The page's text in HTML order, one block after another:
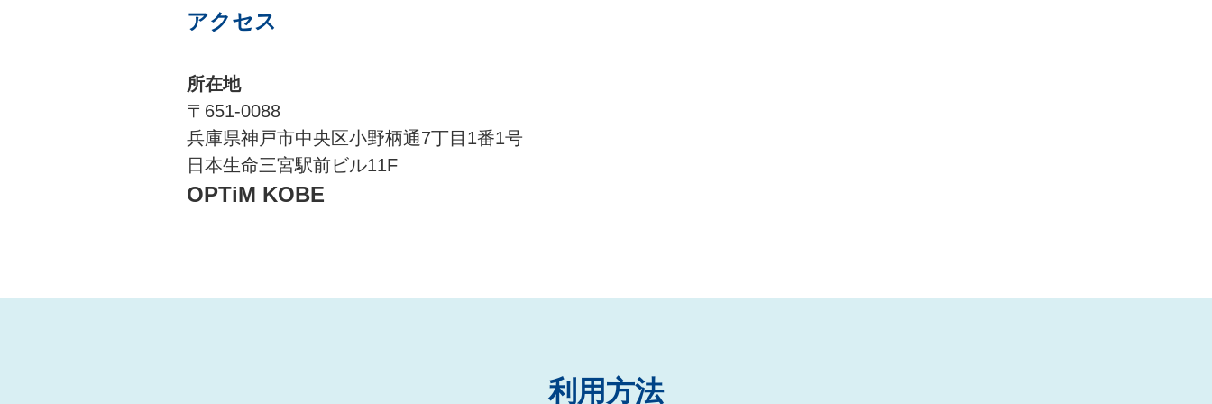
アクセス
所在地
〒651-0088
兵庫県神戸市中央区小野柄通7丁目1番1号
日本生命三宮駅前ビル11F
OPTiM KOBE
利用方法